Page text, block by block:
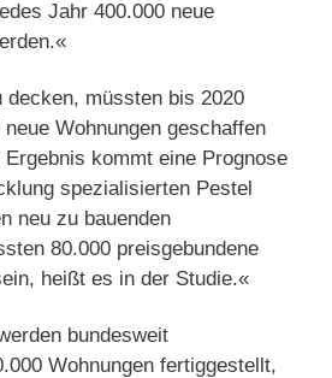
Jahr 400.000 neue
decken, müssten bis 2020
Wohnungen geschaffen
kommt eine Prognose
spezialisierten Pestel
neu zu bauenden
80.000 preisgebundene
heißt es in der Studie.«
bundesweit
Wohnungen fertiggestellt,